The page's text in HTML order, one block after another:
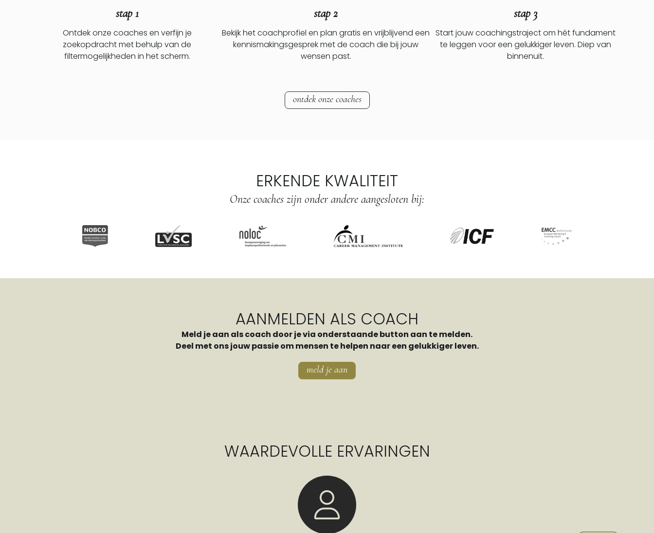
stap 1
Ontdek onze coaches en verfijn je
zoekopdracht met behulp van de
filtermogelijkheden in het scherm.
stap 2
Bekijk het coachprofiel en plan gratis en vrijblijvend een
kennismakingsgesprek met de coach die bij jouw
wensen past.
stap 3
Start jouw coachingstraject om hét fundament
te leggen voor een gelukkiger leven. Diep van
binnenuit.
ontdek onze coaches
ERKENDE KWALITEIT
Onze coaches zijn onder andere aangesloten bij:
AANMELDEN ALS COACH
Meld je aan als coach door je via onderstaande button aan te melden.
Deel met ons jouw passie om mensen te helpen naar een gelukkiger leven.
meld je aan
WAARDEVOLLE ERVARINGEN